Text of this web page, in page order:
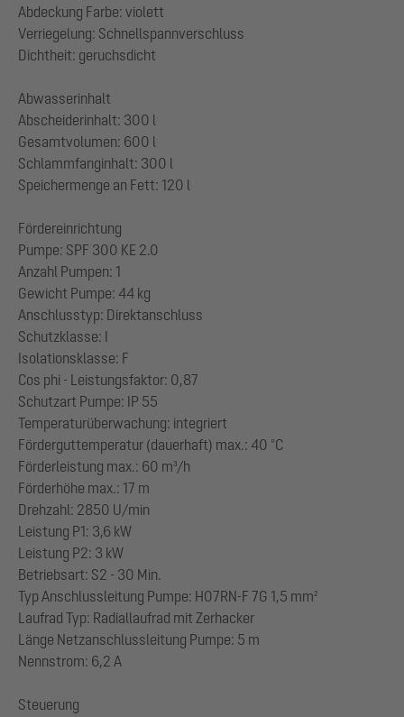
Abdeckung Farbe: violett
Verriegelung: Schnellspannverschluss
Dichtheit: geruchsdicht
Abwasserinhalt
Abscheiderinhalt: 300 l
Gesamtvolumen: 600 l
Schlammfanginhalt: 300 l
Speichermenge an Fett: 120 l
Fördereinrichtung
Pumpe: SPF 300 KE 2.0
Anzahl Pumpen: 1
Gewicht Pumpe: 44 kg
Anschlusstyp: Direktanschluss
Schutzklasse: I
Isolationsklasse: F
Cos phi - Leistungsfaktor: 0,87
Schutzart Pumpe: IP 55
Temperaturüberwachung: integriert
Förderguttemperatur (dauerhaft) max.: 40 °C
Förderleistung max.: 60 m³/h
Förderhöhe max.: 17 m
Drehzahl: 2850 U/min
Leistung P1: 3,6 kW
Leistung P2: 3 kW
Betriebsart: S2 - 30 Min.
Typ Anschlussleitung Pumpe: H07RN-F 7G 1,5 mm²
Laufrad Typ: Radiallaufrad mit Zerhacker
Länge Netzanschlussleitung Pumpe: 5 m
Nennstrom: 6,2 A
Steuerung